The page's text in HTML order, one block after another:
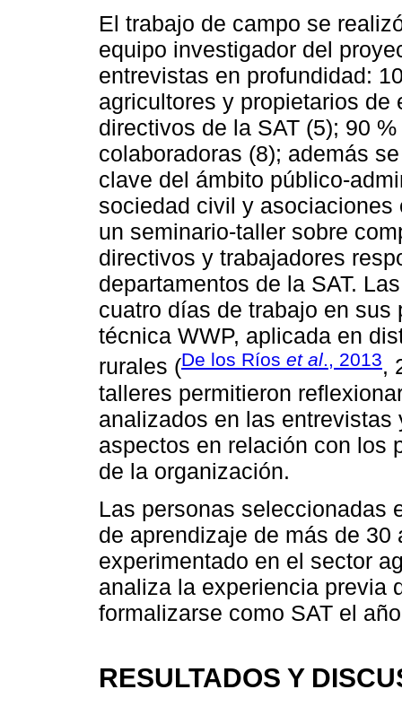
El trabajo de campo se
equipo investigador del
entrevistas en profundidad:
agricultores y propietarios
directivos de la SAT (5); 90
colaboradoras (8); además
clave del ámbito público-
sociedad civil y asociaciones
un seminario-taller sobre
directivos y trabajadores
departamentos de la SAT.
cuatro días de trabajo en
técnica WWP, aplicada en
rurales (De los Ríos et al., 2013,
talleres permitieron
analizados en las
aspectos en relación con los
de la organización.
Las personas seleccionadas
de aprendizaje de más de
experimentado en el sector
analiza la experiencia previa
formalizarse como SAT el
RESULTADOS Y